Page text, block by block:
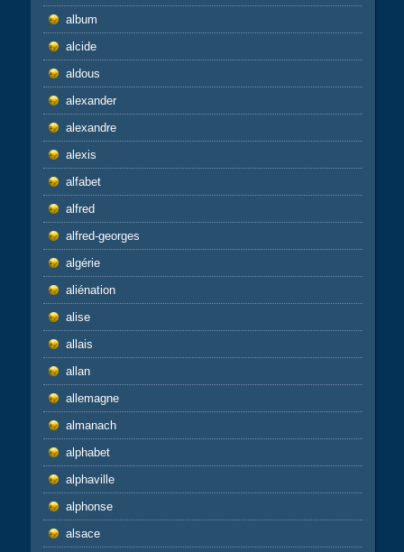
album
alcide
aldous
alexander
alexandre
alexis
alfabet
alfred
alfred-georges
algérie
aliénation
alise
allais
allan
allemagne
almanach
alphabet
alphaville
alphonse
alsace